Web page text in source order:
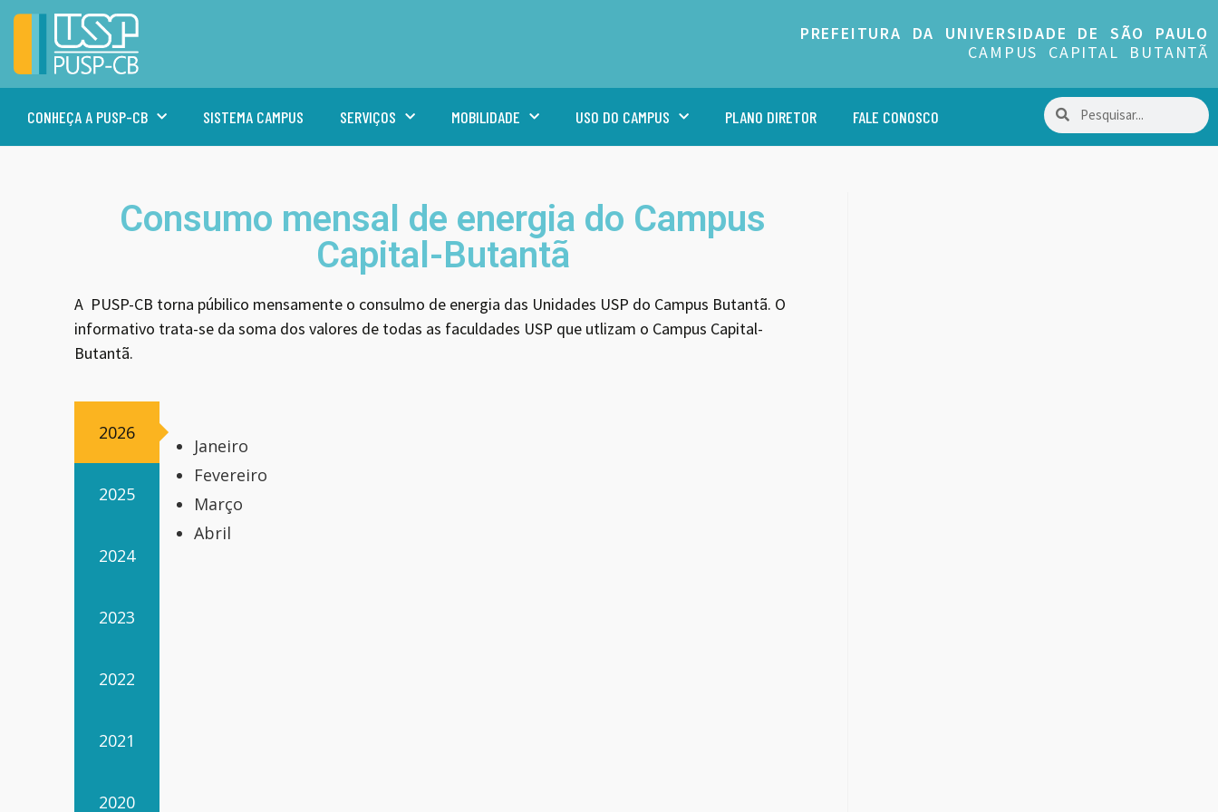
PREFEITURA DA UNIVERSIDADE DE SÃO PAULO
CAMPUS CAPITAL BUTANTÃ
CONHEÇA A PUSP-CB SISTEMA CAMPUS SERVIÇOS MOBILIDADE USO DO CAMPUS PLANO DIRETOR FALE CONOSCO
Consumo mensal de energia do Campus
Capital-Butantã
A PUSP-CB torna púbilico mensamente o consulmo de energia das Unidades USP do Campus Butantã. O
informativo trata-se da soma dos valores de todas as faculdades USP que utlizam o Campus Capital-
Butantã.
2026
2025
2024
2023
2022
2021
2020
Janeiro
Fevereiro
Março
Abril